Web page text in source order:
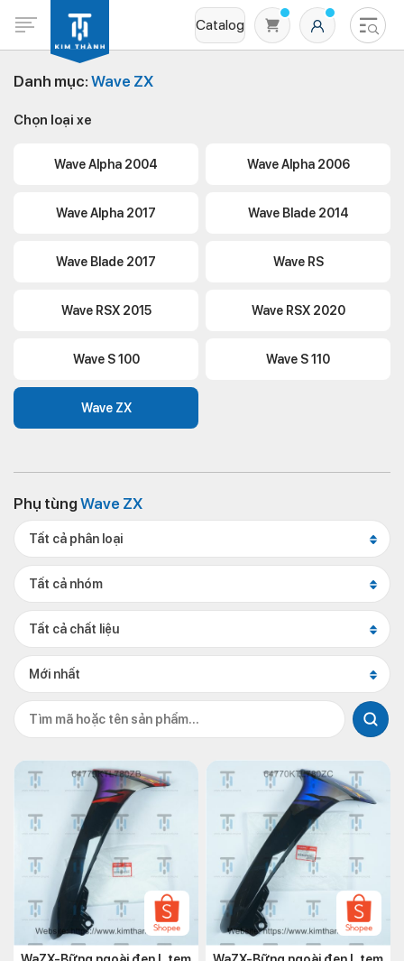
Catalog
Danh mục: Wave ZX
Chọn loại xe
Wave Alpha 2004 Wave Alpha 2006
Wave Alpha 2017 Wave Blade 2014
Wave Blade 2017 Wave RS
Wave RSX 2015 Wave RSX 2020
Wave S 100 Wave S 110
Wave ZX
Phụ tùng Wave ZX
Tất cả phân loại
Tất cả nhóm
Tất cả chất liệu
Mới nhất